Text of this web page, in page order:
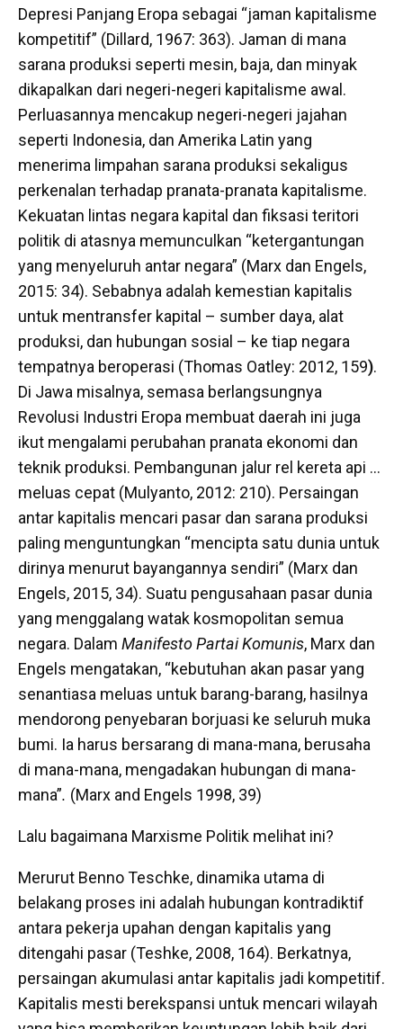
Depresi Panjang Eropa sebagai “jaman kapitalisme
kompetitif” (Dillard, 1967: 363). Jaman di mana
sarana produksi seperti mesin, baja, dan minyak
dikapalkan dari negeri-negeri kapitalisme awal.
Perluasannya mencakup negeri-negeri jajahan
seperti Indonesia, dan Amerika Latin yang
menerima limpahan sarana produksi sekaligus
perkenalan terhadap pranata-pranata kapitalisme.
Kekuatan lintas negara kapital dan fiksasi teritori
politik di atasnya memunculkan “ketergantungan
yang menyeluruh antar negara” (Marx dan Engels,
2015: 34). Sebabnya adalah kemestian kapitalis
untuk mentransfer kapital – sumber daya, alat
produksi, dan hubungan sosial – ke tiap negara
tempatnya beroperasi (Thomas Oatley: 2012, 159).
Di Jawa misalnya, semasa berlangsungnya
Revolusi Industri Eropa membuat daerah ini juga
ikut mengalami perubahan pranata ekonomi dan
teknik produksi. Pembangunan jalur rel kereta api …
meluas cepat (Mulyanto, 2012: 210). Persaingan
antar kapitalis mencari pasar dan sarana produksi
paling menguntungkan “mencipta satu dunia untuk
dirinya menurut bayangannya sendiri” (Marx dan
Engels, 2015, 34). Suatu pengusahaan pasar dunia
yang menggalang watak kosmopolitan semua
negara. Dalam Manifesto Partai Komunis, Marx dan
Engels mengatakan, “kebutuhan akan pasar yang
senantiasa meluas untuk barang-barang, hasilnya
mendorong penyebaran borjuasi ke seluruh muka
bumi. Ia harus bersarang di mana-mana, berusaha
di mana-mana, mengadakan hubungan di mana-
mana”. (Marx and Engels 1998, 39)
Lalu bagaimana Marxisme Politik melihat ini?
Merurut Benno Teschke, dinamika utama di
belakang proses ini adalah hubungan kontradiktif
antara pekerja upahan dengan kapitalis yang
ditengahi pasar (Teshke, 2008, 164). Berkatnya,
persaingan akumulasi antar kapitalis jadi kompetitif.
Kapitalis mesti berekspansi untuk mencari wilayah